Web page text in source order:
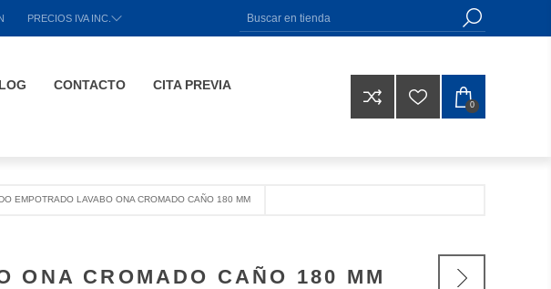
PRECIOS IVA INC.
CONTACTO
CITA PREVIA
0
EMPOTRADO LAVABO ONA CROMADO CAÑO 180 MM
ONA CROMADO CAÑO 180 MM